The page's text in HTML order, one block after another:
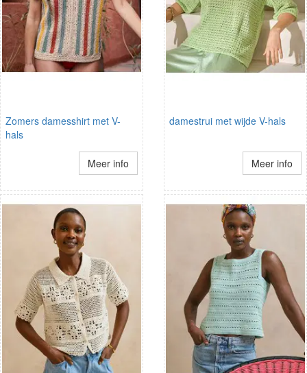
Zomers damesshirt met V-
hals
Meer info
damestrui met wijde V-hals
Meer info